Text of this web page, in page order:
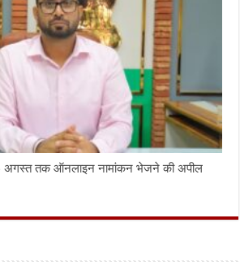
अगस्त तक ऑनलाइन नामांकन भेजने की अपील